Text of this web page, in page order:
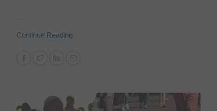
...
Continue Reading